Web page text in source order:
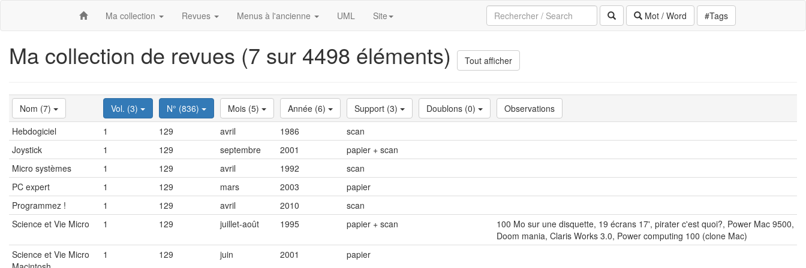
Ma collection Revues Menus à l'ancienne UML Site Mot / Word #Tags
Ma collection de revues (7 sur 4498 éléments) Tout afficher
Nom (7) Vol. (3) N° (836) Mois (5) Année (6) Support (3) Doublons (0)
Observations
Hebdogiciel
1 129 avril 1986
scan
Joystick
1 129 septembre 2001
papier + scan
Micro systèmes
1 129 avril 1992
scan
PC expert
1 129 mars 2003
papier
Programmez !
1 129 avril 2010
scan
Science et Vie Micro
1 129 juillet-août 1995 papier + scan
100 Mo sur une disquette, 19 écrans 17', pirater c'est quoi?, Power Mac 9500,
Doom mania, Claris Works 3.0, Power computing 100 (clone Mac)
Science et Vie Micro
1 129 juin 2001 papier